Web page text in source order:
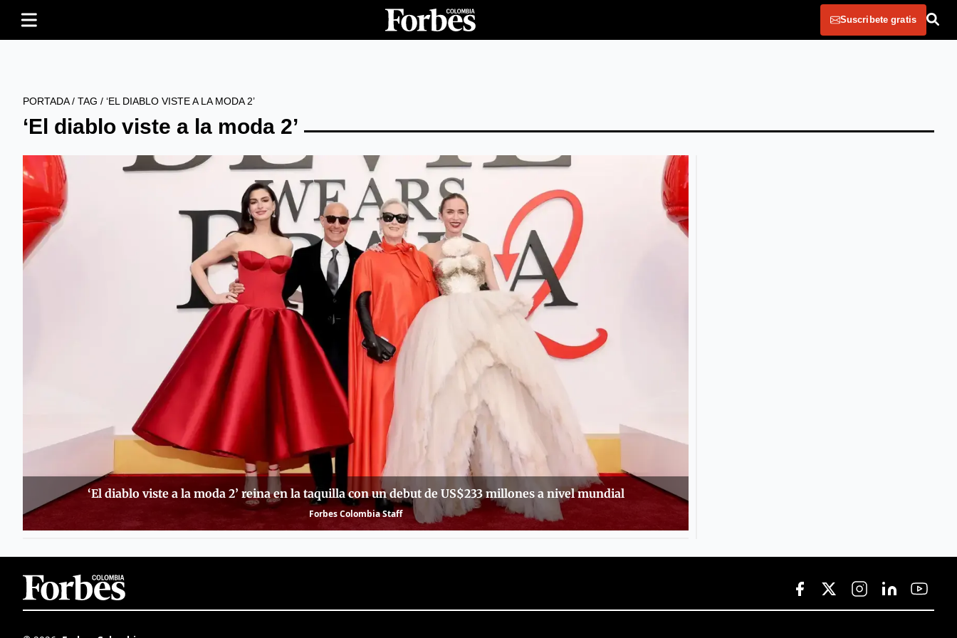
Suscribete gratis
PORTADA/ TAG / ‘EL DIABLO VISTE A LA MODA 2’
‘El diablo viste a la moda 2’
‘El diablo viste a la moda 2’ reina en la taquilla con un debut de US$233 millones a nivel mundial
Forbes Colombia Staff